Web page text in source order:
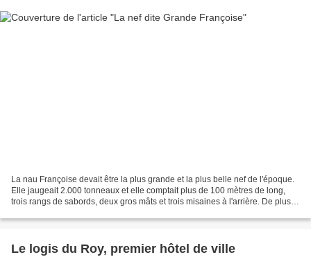
La nau Françoise devait être la plus grande et la plus belle nef de l'époque.
Elle jaugeait 2.000 tonneaux et elle comptait plus de 100 mètres de long,
trois rangs de sabords, deux gros mâts et trois misaines à l'arrière. De plus,
Le logis du Roy, premier hôtel de ville